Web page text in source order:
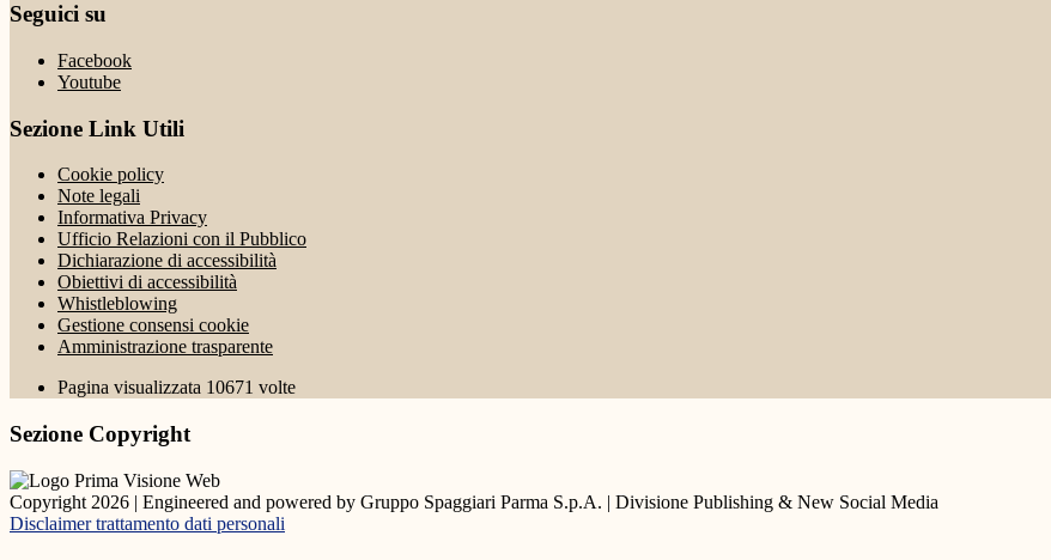
Seguici su
Facebook
Youtube
Sezione Link Utili
Cookie policy
Note legali
Informativa Privacy
Ufficio Relazioni con il Pubblico
Dichiarazione di accessibilità
Obiettivi di accessibilità
Whistleblowing
Gestione consensi cookie
Amministrazione trasparente
Pagina visualizzata 10671 volte
Sezione Copyright
Copyright 2026 | Engineered and powered by Gruppo Spaggiari Parma S.p.A. | Divisione Publishing & New Social Media
Disclaimer trattamento dati personali